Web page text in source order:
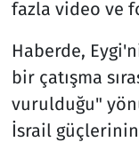
fazla video ve
Haberde,
bir çatışma
vurulduğu"
İsrail